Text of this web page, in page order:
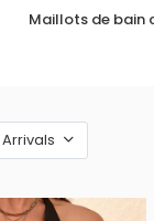
Maillots de bain